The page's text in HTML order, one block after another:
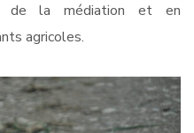
de la médiation et en
agricoles.